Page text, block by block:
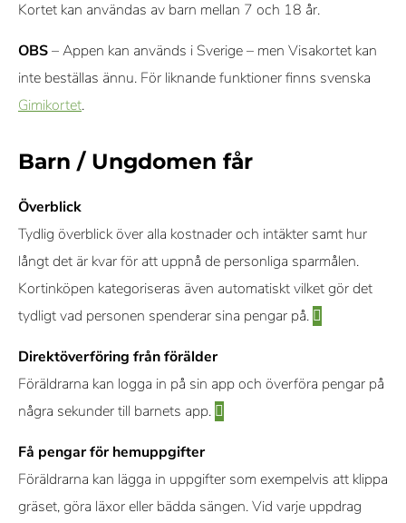
Kortet kan användas av barn mellan 7 och 18 år.
OBS– Appen kan används i Sverige – men Visakortet kan
inte beställas ännu. För liknande funktioner finns svenska
Gimikortet.
Barn / Ungdomen får
Överblick
Tydlig överblick över alla kostnader och intäkter samt hur
långt det är kvar för att uppnå de personliga sparmålen.
Kortinköpen kategoriseras även automatiskt vilket gör det
tydligt vad personen spenderar sina pengar på.
Direktöverföring från förälder
Föräldrarna kan logga in på sin app och överföra pengar på
några sekunder till barnets app.
Få pengar för hemuppgifter
Föräldrarna kan lägga in uppgifter som exempelvis att klippa
gräset, göra läxor eller bädda sängen. Vid varje uppdrag